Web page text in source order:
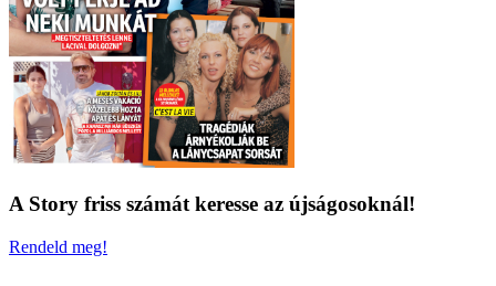
A Story friss számát keresse az újságosoknál!
Rendeld meg!